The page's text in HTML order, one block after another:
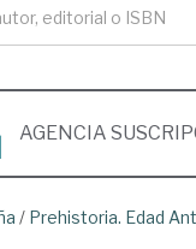
AGENCIA
/ Prehistoria. Edad